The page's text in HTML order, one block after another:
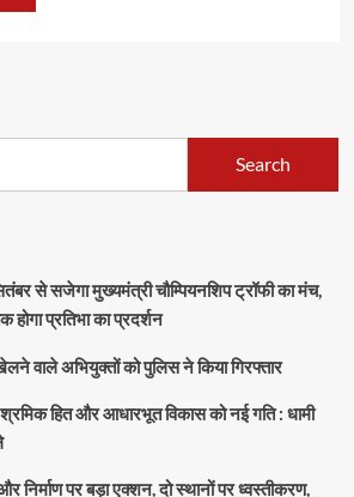
Search
से सजेगा मुख्यमंत्री चौम्पियनशिप ट्रॉफी का मंच,
होगा प्रतिभा का प्रदर्शन
वाले अभियुक्तों को पुलिस ने किया गिरफ्तार
हित और आधारभूत विकास को नई गति : धामी
निर्माण पर बड़ा एक्शन, दो स्थानों पर ध्वस्तीकरण,